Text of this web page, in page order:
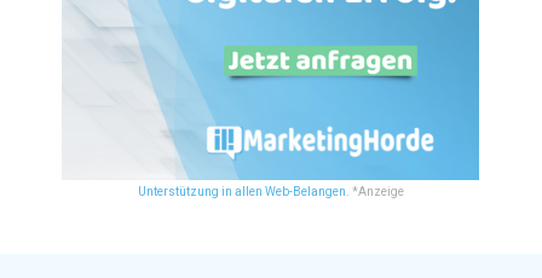
Unterstützung in allen Web-Belangen. *Anzeige